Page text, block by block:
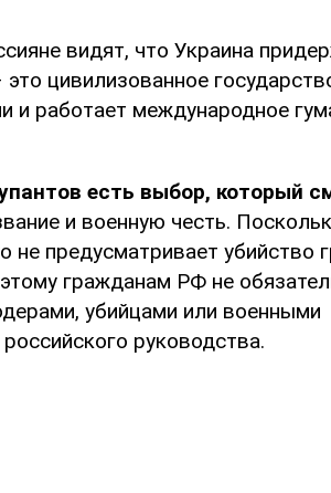
видят, что Украина
цивилизованное
и работает международное
есть выбор, который
и военную честь.
не предусматривает убийство
гражданам РФ не
убийцами или военными
руководства.